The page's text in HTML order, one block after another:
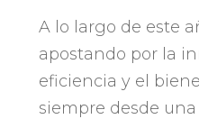
A lo largo de este
apostando por la
eficiencia y el
siempre desde